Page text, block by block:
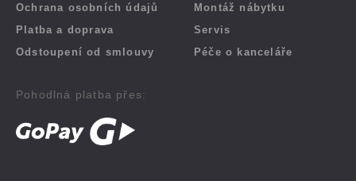
Ochrana osobních údajů
Platba a doprava
Odstoupení od smlouvy
Pohodlná platba přes:
Montáž nábytku
Servis
Péče o kanceláře